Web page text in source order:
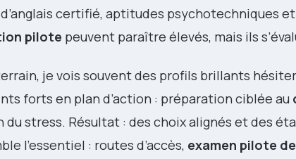
certifié, aptitudes psychotechniques
pilote peuvent paraître élevés, mais ils
je vois souvent des profils brillants
forts en plan d’action : préparation ciblée au
du stress. Résultat : des choix alignés et des
l’essentiel : routes d’accès, examen pilote